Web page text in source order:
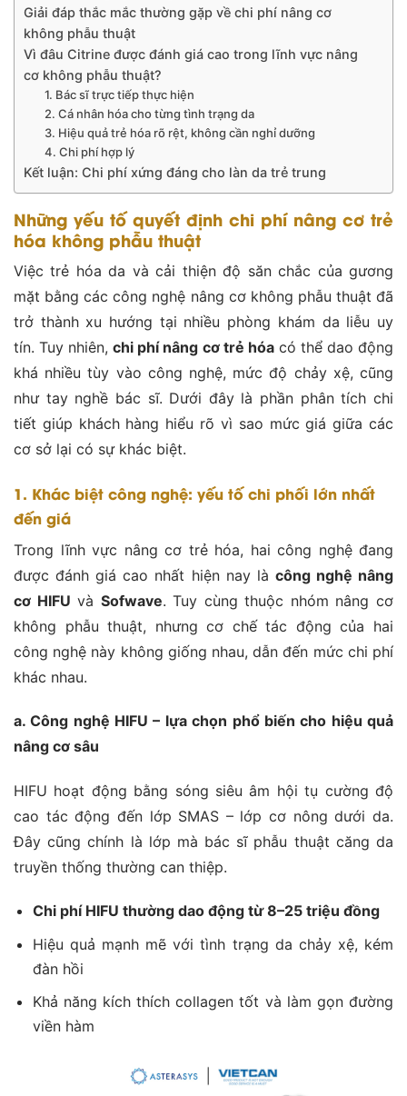
Giải đáp thắc mắc thường gặp về chi phí nâng cơ
không phẫu thuật
Vì đâu Citrine được đánh giá cao trong lĩnh vực nâng
cơ không phẫu thuật?
1. Bác sĩ trực tiếp thực hiện
2. Cá nhân hóa cho từng tình trạng da
3. Hiệu quả trẻ hóa rõ rệt, không cần nghỉ dưỡng
4. Chi phí hợp lý
Kết luận: Chi phí xứng đáng cho làn da trẻ trung
Những yếu tố quyết định chi phí nâng cơ trẻ
hóa không phẫu thuật
Việc trẻ hóa da và cải thiện độ săn chắc của gương
mặt bằng các công nghệ nâng cơ không phẫu thuật đã
trở thành xu hướng tại nhiều phòng khám da liễu uy
tín. Tuy nhiên,chi phí nâng cơ trẻ hóacó thể dao động
khá nhiều tùy vào công nghệ, mức độ chảy xệ, cũng
như tay nghề bác sĩ. Dưới đây là phần phân tích chi
tiết giúp khách hàng hiểu rõ vì sao mức giá giữa các
cơ sở lại có sự khác biệt.
1. Khác biệt công nghệ: yếu tố chi phối lớn nhất
đến giá
Trong lĩnh vực nâng cơ trẻ hóa, hai công nghệ đang
được đánh giá cao nhất hiện nay là công nghệ nâng
cơ HIFU và Sofwave. Tuy cùng thuộc nhóm nâng cơ
không phẫu thuật, nhưng cơ chế tác động của hai
công nghệ này không giống nhau, dẫn đến mức chi phí
khác nhau.
a. Công nghệ HIFU – lựa chọn phổ biến cho hiệu quả
nâng cơ sâu
HIFU hoạt động bằng sóng siêu âm hội tụ cường độ
cao tác động đến lớp SMAS – lớp cơ nông dưới da.
Đây cũng chính là lớp mà bác sĩ phẫu thuật căng da
truyền thống thường can thiệp.
Chi phí HIFU thường dao động từ 8–25 triệu đồng
Hiệu quả mạnh mẽ với tình trạng da chảy xệ, kém
đàn hồi
Khả năng kích thích collagen tốt và làm gọn đường
viền hàm